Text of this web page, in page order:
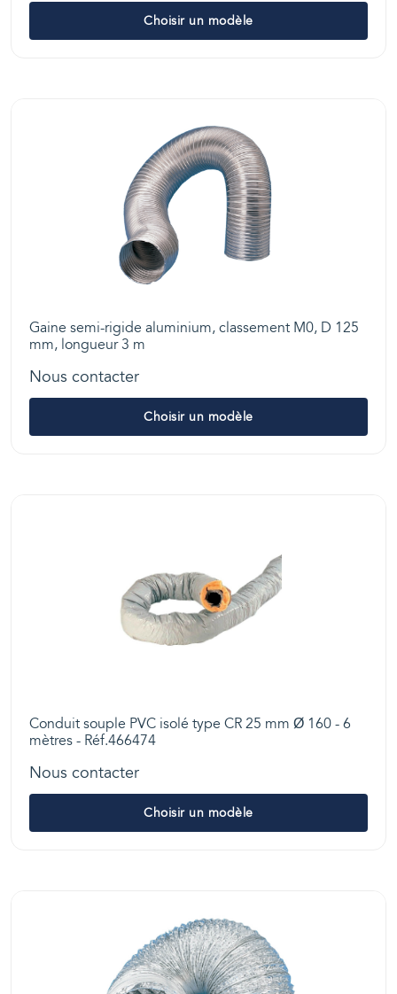
Choisir un modèle
Gaine semi-rigide aluminium, classement M0, D 125
mm, longueur 3 m
Nous contacter
Choisir un modèle
Conduit souple PVC isolé type CR 25 mm Ø 160 - 6
mètres - Réf.466474
Nous contacter
Choisir un modèle